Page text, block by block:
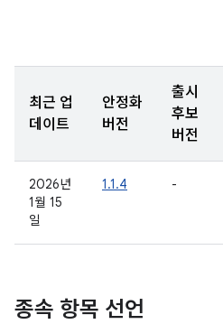
최근 업
데이트
안정화
버전
출시
후보
버전
2026년
1월 15
일
1.1.4 -
종속 항목 선언